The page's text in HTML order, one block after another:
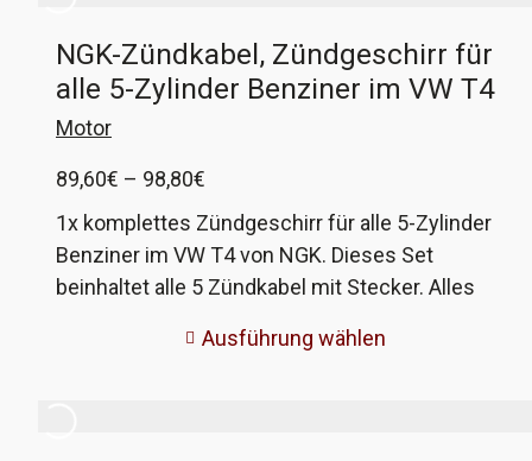
NGK-Zündkabel, Zündgeschirr für
alle 5-Zylinder Benziner im VW T4
Motor
89,60€ – 98,80€
89,60€
bis
98,80€
1x komplettes Zündgeschirr für alle 5-Zylinder
Benziner im VW T4 von NGK. Dieses Set
beinhaltet alle 5 Zündkabel mit Stecker. Alles
raus, neue rein. Im Set ist das Kabel von der
Ausführung wählen